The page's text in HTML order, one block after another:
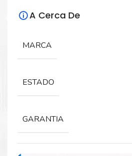
Para impresoras:
Phaser 7500 Color Printer.
A Cerca De
MARCA
ESTADO
GARANTIA